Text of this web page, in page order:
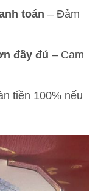
toán – Đảm
đầy đủ – Cam
tiền 100% nếu